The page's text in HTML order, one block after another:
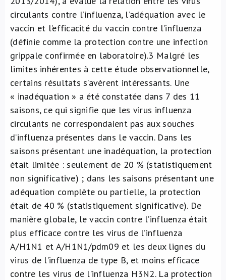
circulants contre l’influenza, l’adéquation avec le
vaccin et l’efficacité du vaccin contre l’influenza
(définie comme la protection contre une infection
grippale confirmée en laboratoire).3 Malgré les
limites inhérentes à cette étude observationnelle,
certains résultats s’avèrent intéressants. Une
« inadéquation » a été constatée dans 7 des 11
saisons, ce qui signifie que les virus influenza
circulants ne correspondaient pas aux souches
d’influenza présentes dans le vaccin. Dans les
saisons présentant une inadéquation, la protection
était limitée : seulement de 20 % (statistiquement
non significative) ; dans les saisons présentant une
adéquation complète ou partielle, la protection
était de 40 % (statistiquement significative). De
manière globale, le vaccin contre l’influenza était
plus efficace contre les virus de l’influenza
A/H1N1 et A/H1N1/pdm09 et les deux lignes du
virus de l’influenza de type B, et moins efficace
contre les virus de l’influenza H3N2. La protection